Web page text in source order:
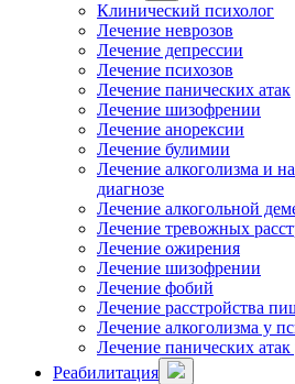
Клинический психолог
Лечение неврозов
Лечение депрессии
Лечение психозов
Лечение панических атак
Лечение шизофрении
Лечение анорексии
Лечение булимии
Лечение алкоголизма и
диагнозе
Лечение алкогольной
Лечение тревожных
Лечение ожирения
Лечение шизофрении
Лечение фобий
Лечение расстройства
Лечение алкоголизма у
Лечение панических атак
Реабилитация